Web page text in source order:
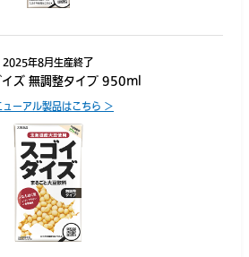
2025年8月生産終了
イズ 無調整タイプ 950ml
ューアル製品はこちら ＞